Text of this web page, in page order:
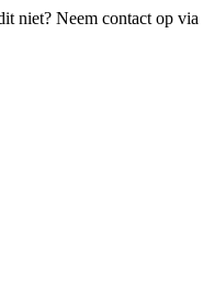
niet? Neem contact op via